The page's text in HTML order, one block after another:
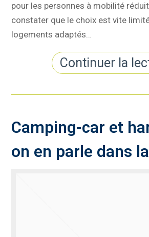
pour les personnes à mobilité
constater que le choix est vite
logements adaptés…
Continuer la
Camping-car et
on en parle dans